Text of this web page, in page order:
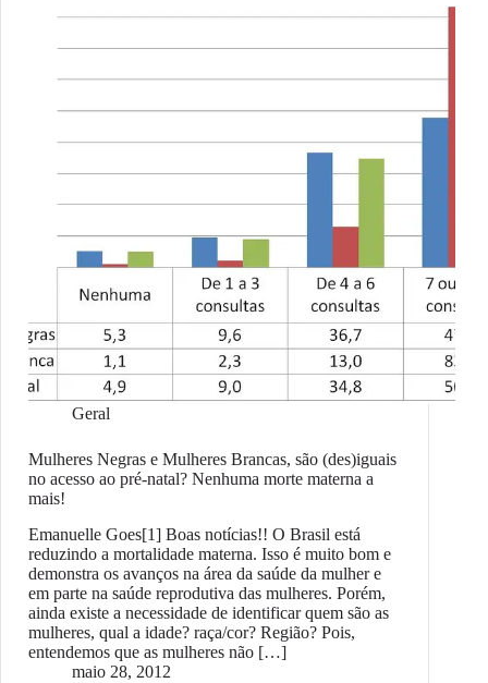
Geral
Mulheres Negras e Mulheres Brancas, são (des)iguais
no acesso ao pré-natal? Nenhuma morte materna a
mais!
Emanuelle Goes[1] Boas notícias!! O Brasil está
reduzindo a mortalidade materna. Isso é muito bom e
demonstra os avanços na área da saúde da mulher e
em parte na saúde reprodutiva das mulheres. Porém,
ainda existe a necessidade de identificar quem são as
mulheres, qual a idade? raça/cor? Região? Pois,
entendemos que as mulheres não […]
maio 28, 2012